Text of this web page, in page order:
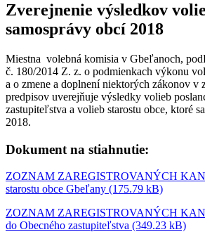
Zverejnenie výsledkov
samosprávy obcí 2018
Miestna volebná komisia v Gbeľanoch,
č. 180/2014 Z. z. o podmienkach výkonu
a o zmene a doplnení niektorých zákonov v
predpisov uverejňuje výsledky volieb
zastupiteľstva a volieb starostu obce, ktoré
2018.
Dokument na stiahnutie:
ZOZNAM ZAREGISTROVANÝCH
starostu obce Gbeľany (175.79 kB)
ZOZNAM ZAREGISTROVANÝCH
do Obecného zastupiteľstva (349.23 kB)